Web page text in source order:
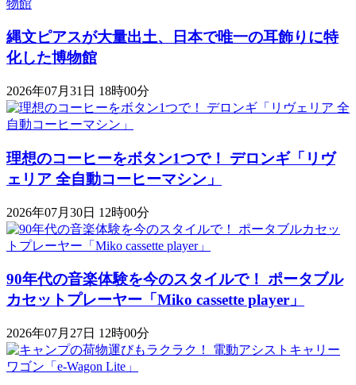
縄文ピアスが大量出土、日本で唯一の耳飾りに特
化した博物館
2026年07月31日 18時00分
理想のコーヒーをボタン1つで！ デロンギ「リヴ
ェリア 全自動コーヒーマシン」
2026年07月30日 12時00分
90年代の音楽体験を今のスタイルで！ ポータブル
カセットプレーヤー「Miko cassette player」
2026年07月27日 12時00分